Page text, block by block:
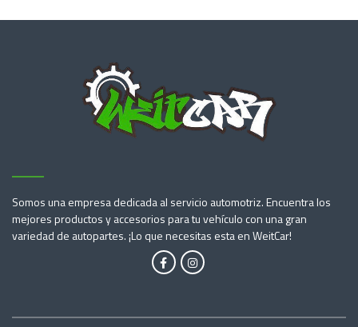
Somos una empresa dedicada al servicio automotriz. Encuentra los
mejores productos y accesorios para tu vehículo con una gran
variedad de autopartes. ¡Lo que necesitas esta en WeitCar!